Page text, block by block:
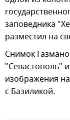
заповедника
разместил на
Снимок
"Севастополь"
изображения
с Базиликой.